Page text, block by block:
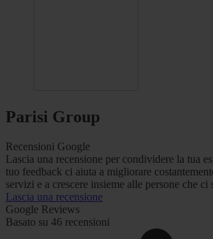
Parisi Group
Recensioni Google
Lascia una recensione per condividere la tua
tuo feedback ci aiuta a migliorare
servizi e a crescere insieme alle persone che
Lascia una recensione
Google Reviews
Basato su 46 recensioni